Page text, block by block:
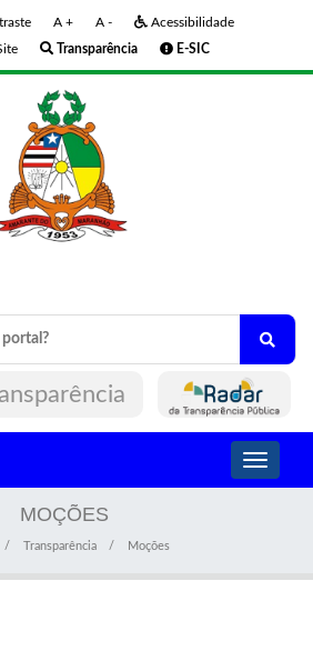
A + A -
Acessibilidade
Transparência E-SIC
Toggle
MOÇÕES
Transparência Moções